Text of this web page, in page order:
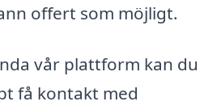
offert som möjligt.
vår plattform kan du
få kontakt med